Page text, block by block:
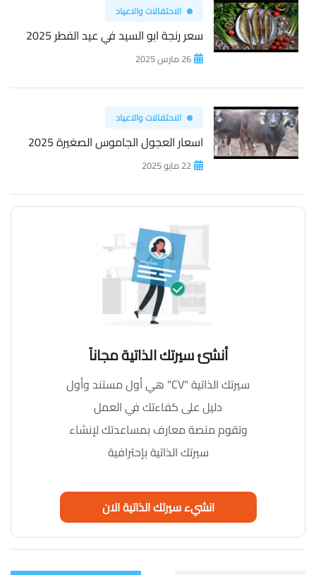
الاحتفالات والاعياد
سعر رنجة ابو السيد في عيد الفطر 2025
26 مارس 2025
الاحتفالات والاعياد
اسعار العجول الجاموس الصغيرة 2025
22 مايو 2025
أنشئ سيرتك الذاتية مجاناً
سيرتك الذاتية "CV" هي أول مستند وأول
دليل على كفاءتك في العمل
وتقوم منصة معارف بمساعدتك لإنشاء
سيرتك الذاتية بإحترافية
انشيء سيرتك الذاتية الان